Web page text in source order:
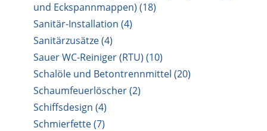
und Eckspannmappen) (18)
Sanitär-Installation (4)
Sanitärzusätze (4)
Sauer WC-Reiniger (RTU) (10)
Schalöle und Betontrennmittel (20)
Schaumfeuerlöscher (2)
Schiffsdesign (4)
Schmierfette (7)